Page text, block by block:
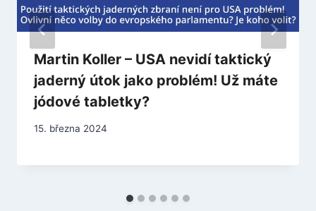
Martin Koller – USA nevidí taktický
jaderný útok jako problém! Už máte
jódové tabletky?
15. března 2024